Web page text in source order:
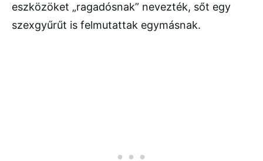
eszközöket „ragadósnak” nevezték, sőt egy
szexgyűrűt is felmutattak egymásnak.